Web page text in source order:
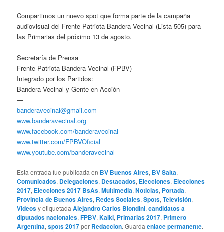
Compartimos un nuevo spot que forma parte de la campaña
audiovisual del Frente Patriota Bandera Vecinal (Lista 505) para
las Primarias del próximo 13 de agosto.
Secretaría de Prensa
Frente Patriota Bandera Vecinal (FPBV)
Integrado por los Partidos:
Bandera Vecinal y Gente en Acción
—
banderavecinal@gmail.com
www.banderavecinal.org
www.facebook.com/banderavecinal
www.twitter.com/FPBVOficial
www.youtube.com/banderavecinal
Esta entrada fue publicada en BV Buenos Aires, BV Salta,
Comunicados, Delegaciones, Destacados, Elecciones, Elecciones
2017, Elecciones 2017 BsAs,Multimedia,Noticias, Portada,
Provincia de Buenos Aires, Redes Sociales,Spots,Televisión,
Videosy etiquetadaAlejandro Carlos Biondini,candidatos a
diputados nacionales,FPBV,Kalki, Primarias 2017, Primero
Argentina,spots 2017por Redaccion. Guardaenlace permanente.